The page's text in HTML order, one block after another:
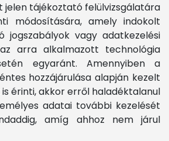
jelen tájékoztató felülvizsgálatára
módosítására, amely indokolt
jogszabályok vagy adatkezelési
arra alkalmazott technológia
egyaránt. Amennyiben a
hozzájárulása alapján kezelt
érinti, akkor erről haladéktalanul
adatai további kezelését
amíg ahhoz nem járul